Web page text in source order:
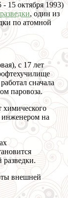
15 октября 1993)
, один из
по атомной
с 17 лет
сначала
паровоза.
химического
инженером на
разведки.
внешней